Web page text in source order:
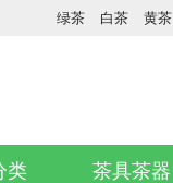
绿茶 白茶 黄茶
类 茶具茶器